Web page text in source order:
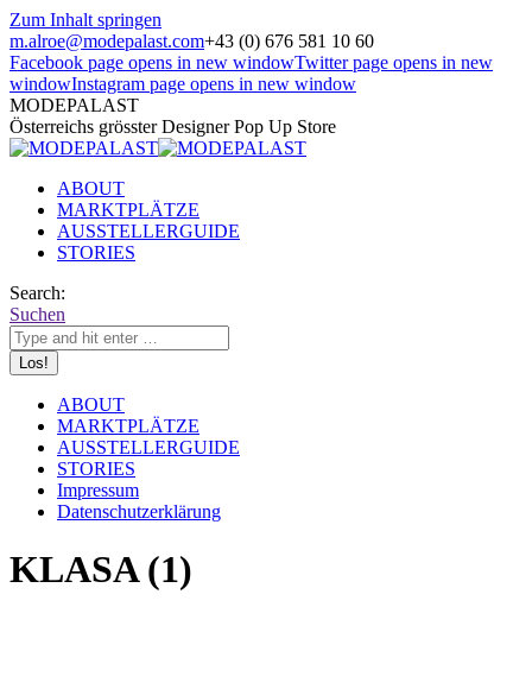
Zum Inhalt springen
m.alroe@modepalast.com+43 (0) 676 581 10 60
Facebook page opens in new windowTwitter page opens in new
windowInstagram page opens in new window
MODEPALAST
Österreichs grösster Designer Pop Up Store
ABOUT
MARKTPLÄTZE
AUSSTELLERGUIDE
STORIES
Search:
Suchen
ABOUT
MARKTPLÄTZE
AUSSTELLERGUIDE
STORIES
Impressum
Datenschutzerklärung
KLASA (1)